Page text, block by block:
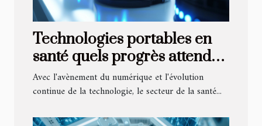
Technologies portables en
santé quels progrès attendre
pour le suivi des patients à
distance
Avec l'avènement du numérique et l'évolution
continue de la technologie, le secteur de la santé...